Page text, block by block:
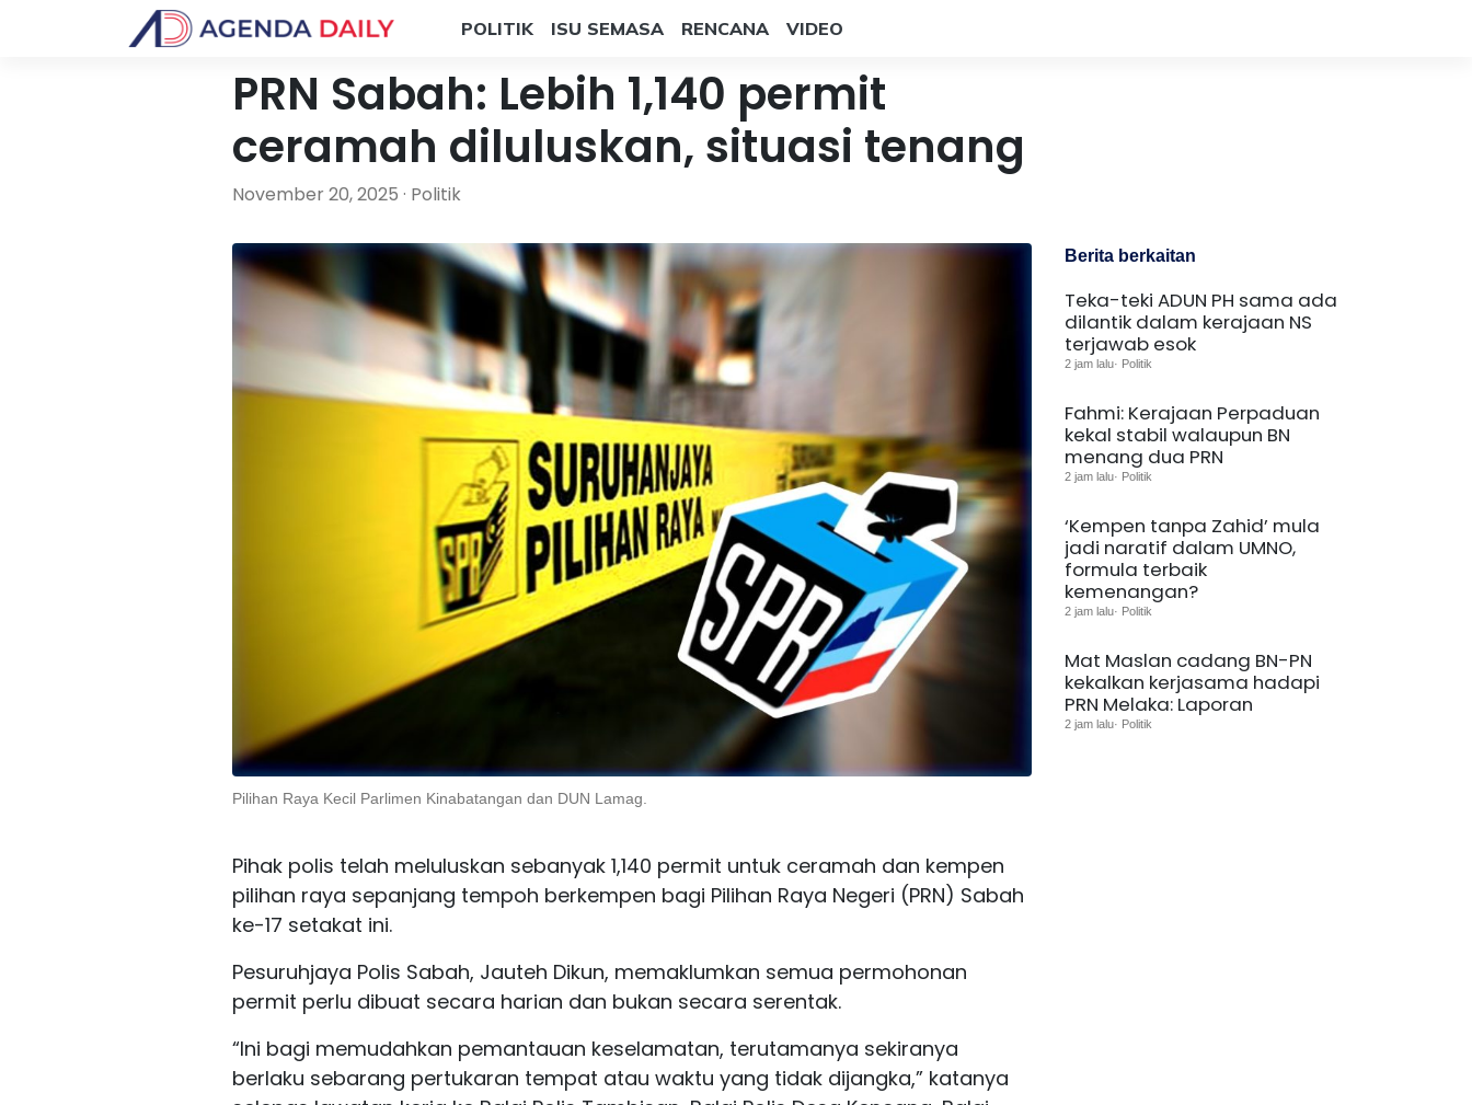
POLITIK ISU SEMASA RENCANA VIDEO
PRN Sabah: Lebih 1,140 permit
ceramah diluluskan, situasi tenang
November 20, 2025 · Politik
Pilihan Raya Kecil Parlimen Kinabatangan dan DUN Lamag.
Pihak polis telah meluluskan sebanyak 1,140 permit untuk ceramah dan kempen
pilihan raya sepanjang tempoh berkempen bagi Pilihan Raya Negeri (PRN) Sabah
ke-17 setakat ini.
Pesuruhjaya Polis Sabah, Jauteh Dikun, memaklumkan semua permohonan
permit perlu dibuat secara harian dan bukan secara serentak.
“Ini bagi memudahkan pemantauan keselamatan, terutamanya sekiranya
berlaku sebarang pertukaran tempat atau waktu yang tidak dijangka,” katanya
Berita berkaitan
Teka-teki ADUN PH sama ada
dilantik dalam kerajaan NS
terjawab esok
2 jam lalu· Politik
Fahmi: Kerajaan Perpaduan
kekal stabil walaupun BN
menang dua PRN
2 jam lalu· Politik
‘Kempen tanpa Zahid’ mula
jadi naratif dalam UMNO,
formula terbaik
kemenangan?
2 jam lalu· Politik
Mat Maslan cadang BN-PN
kekalkan kerjasama hadapi
PRN Melaka: Laporan
2 jam lalu· Politik